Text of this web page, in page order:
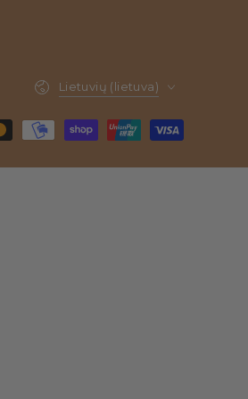
Lietuvių (lietuva)